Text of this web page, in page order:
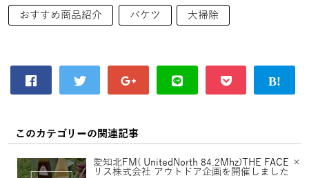
おすすめ商品紹介 バケツ 大掃除
このカテゴリーの関連記事
愛知北FM( UnitedNorth 84.2Mhz)THE FACE ×
リス株式会社 アウトドア企画を開催しました